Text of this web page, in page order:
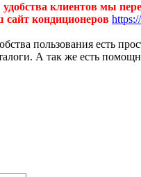
клиентов мы
сайт кондиционеров
пользования есть
А так же есть